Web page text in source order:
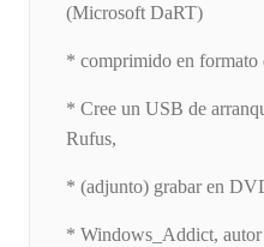
(Microsoft DaRT)
* comprimido en formato
* Cree un USB de
Rufus,
* (adjunto) grabar en
* Windows_Addict,